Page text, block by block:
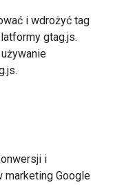
i wdrożyć tag
gtag.js.
i
Google